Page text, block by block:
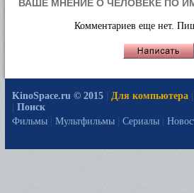
ВАШЕ МНЕНИЕ О ЧЕЛОВЕКЕ ПО
Комментариев еще нет.
KinoSpace.ru © 2015 Для компьютера
Поиск
Фильмы
Мультфильмы Сериалы